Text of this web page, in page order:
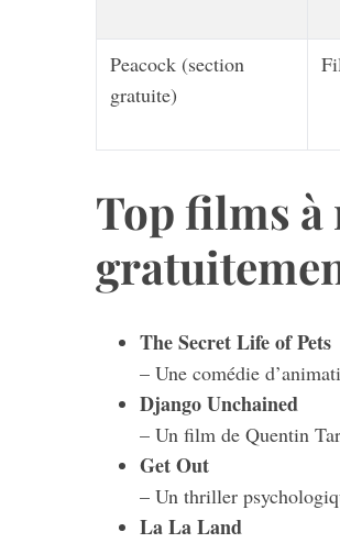
Peacock (section
gratuite)
Top films à
The Secret Life of Pets
– Une comédie
Django Unchained
– Un film de Quentin
Get Out
– Un thriller
La La Land
a
c
h